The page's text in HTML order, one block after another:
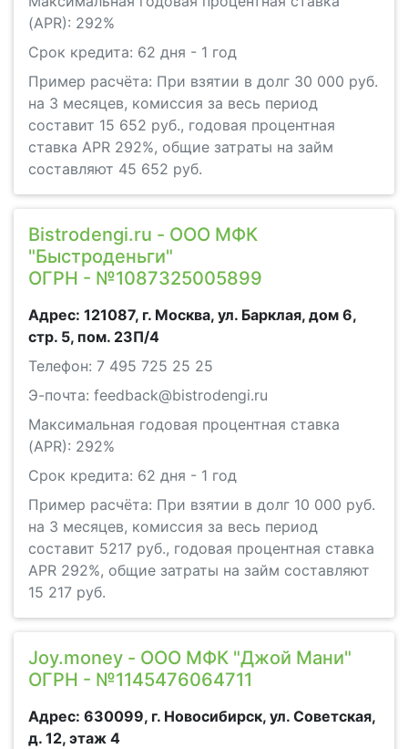
(APR): 292%
Срок кредита: 62 дня - 1 год
Пример расчёта: При взятии в долг 30 000 руб.
на 3 месяцев, комиссия за весь период
составит 15 652 руб., годовая процентная
ставка APR 292%, общие затраты на займ
составляют 45 652 руб.
Bistrodengi.ru - ООО МФК
"Быстроденьги"
ОГРН - №1087325005899
Адрес: 121087, г. Москва, ул. Барклая, дом 6,
стр. 5, пом. 23П/4
Телефон: 7 495 725 25 25
Э-почта: feedback@bistrodengi.ru
Максимальная годовая процентная ставка
(APR): 292%
Срок кредита: 62 дня - 1 год
Пример расчёта: При взятии в долг 10 000 руб.
на 3 месяцев, комиссия за весь период
составит 5217 руб., годовая процентная ставка
APR 292%, общие затраты на займ составляют
15 217 руб.
Joy.money - ООО МФК "Джой Мани"
ОГРН - №1145476064711
Адрес: 630099, г. Новосибирск, ул. Советская,
д. 12, этаж 4